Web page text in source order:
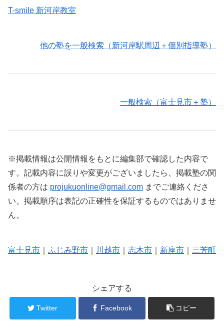
T-smile 新河岸教室
他の塾を一般検索（新河岸駅周辺＋個別指導塾）
一般検索（富士見市＋塾）
※掲載情報は公開情報をもとに編集部で確認した内容で
す。記載内容に誤りや変更がございましたら、掲載塾の関
係者の方は projukuonline@gmail.com までご連絡くださ
い。掲載順序は表記の正確性を保証するものではありませ
ん。
富士見市 ふじみ野市 川越市 志木市 新座市 三芳町
シェアする
Twitter Facebook コピー